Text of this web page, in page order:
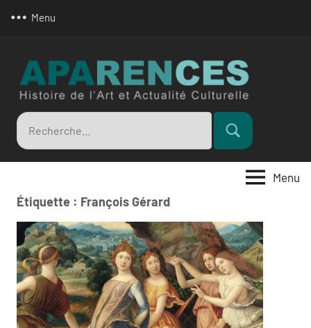
Menu
Recherche
pour
:
Rechercher
Menu
Étiquette : François Gérard